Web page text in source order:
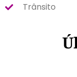
Trânsito